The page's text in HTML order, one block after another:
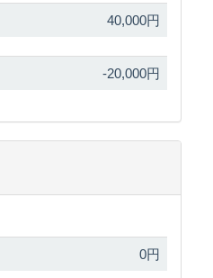
40,000円
-20,000円
0円